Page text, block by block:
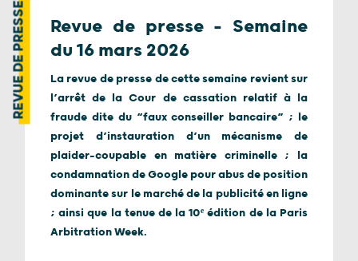
REVUE DE PRESSE
Revue de presse – Semaine
du 16 mars 2026
La revue de presse de cette semaine revient sur
l’arrêt de la Cour de cassation relatif à la
fraude dite du “faux conseiller bancaire” ; le
projet d’instauration d’un mécanisme de
plaider-coupable en matière criminelle ; la
condamnation de Google pour abus de position
dominante sur le marché de la publicité en ligne
; ainsi que la tenue de la 10ᵉ édition de la Paris
Arbitration Week.